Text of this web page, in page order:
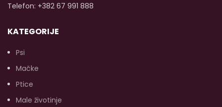
Telefon: +382 67 991 888
KATEGORIJE
Psi
Mačke
Ptice
Male životinje